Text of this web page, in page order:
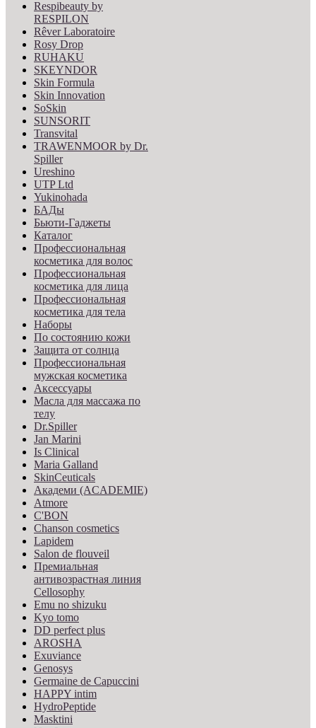
Respibeauty by
RESPILON
Rêver Laboratoire
Rosy Drop
RUHAKU
SKEYNDOR
Skin Formula
Skin Innovation
SoSkin
SUNSORIT
Transvital
TRAWENMOOR by Dr.
Spiller
Ureshino
UTP Ltd
Yukinohada
БАДы
Бьюти-Гаджеты
Каталог
Профессиональная
косметика для волос
Профессиональная
косметика для лица
Профессиональная
косметика для тела
Наборы
По состоянию кожи
Защита от солнца
Профессиональная
мужская косметика
Аксессуары
Масла для массажа по
телу
Dr.Spiller
Jan Marini
Is Clinical
Maria Galland
SkinCeuticals
Академи (ACADEMIE)
Atmore
C'BON
Chanson cosmetics
Lapidem
Salon de flouveil
Премиальная
антивозрастная линия
Cellosophy
Emu no shizuku
Kyo tomo
DD perfect plus
AROSHA
Exuviance
Genosys
Germaine de Capuccini
HAPPY intim
HydroPeptide
Masktini